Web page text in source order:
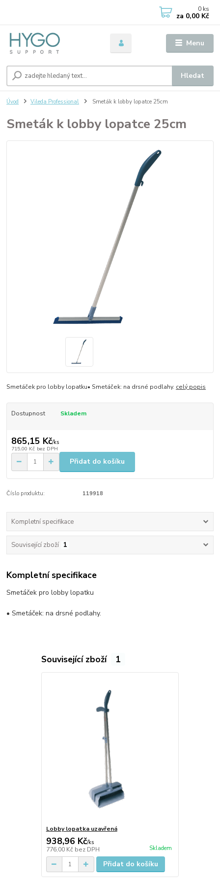
Menu
Hledat
0 ks
za 0,00 Kč
Úvod Vileda Professional Smeták k lobby lopatce 25cm
Smeták k lobby lopatce 25cm
Smetáček pro lobby lopatku• Smetáček: na drsné podlahy. celý popis
Dostupnost Skladem
865,15 Kč/ks
715,00 Kč bez DPH
Přidat do košíku
Číslo produktu: 119918
Kompletní specifikace
Související zboží 1
Kompletní specifikace
Smetáček pro lobby lopatku
• Smetáček: na drsné podlahy.
Související zboží 1
Lobby lopatka uzavřená
938,96 Kč/ks
776,00 Kč bez DPH Skladem
Přidat do košíku